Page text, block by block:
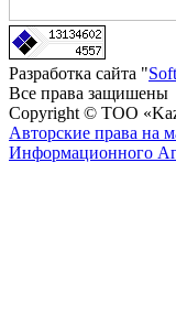
Разработка сайта "
Все права защишены
Copyright © ТОО
Авторские права на
Информационного